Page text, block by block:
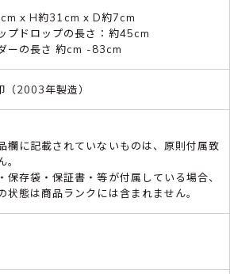
x H約31cm x D約7cm
プドロップの長さ：約45cm
ーの長さ 約cm -83cm
2003年製造）
欄に記載されていないものは、原則付属致
。
保存袋・保証書・等が付属している場合、
状態は商品ランクには含まれません。